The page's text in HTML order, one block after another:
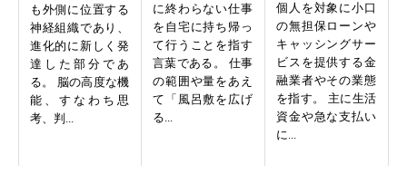
も外側に位置する
神経組織であり、
進化的に新しく発
達した部分であ
る。 脳の高度な機
能、すなわち思
考、判...
に終わらない仕事
を自宅に持ち帰っ
て行うことを指す
言葉である。 仕事
の範囲や量をあえ
て「風呂敷を広げ
る...
個人を対象に小口
の無担保ローンや
キャッシングサー
ビスを提供する金
融業者やその業態
を指す。 主に生活
資金や急な支払い
に...